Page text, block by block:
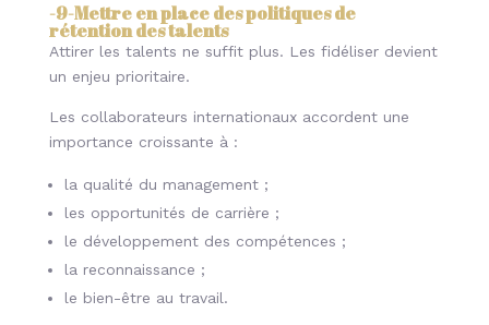
-9-Mettre en place des politiques de
rétention des talents
Attirer les talents ne suffit plus. Les fidéliser devient
un enjeu prioritaire.
Les collaborateurs internationaux accordent une
importance croissante à :
la qualité du management ;
les opportunités de carrière ;
le développement des compétences ;
la reconnaissance ;
le bien-être au travail.